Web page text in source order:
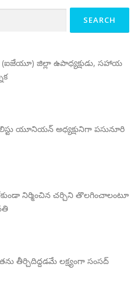
జిల్లా ఉపాధ్యక్షుడు, సహాయ
యూనియన్ అధ్యక్షునిగా పసునూరి
నిర్మించిన చర్చిని తొలగించాలంటూ
తీర్చిదిద్దడమే లక్ష్యంగా సంసద్